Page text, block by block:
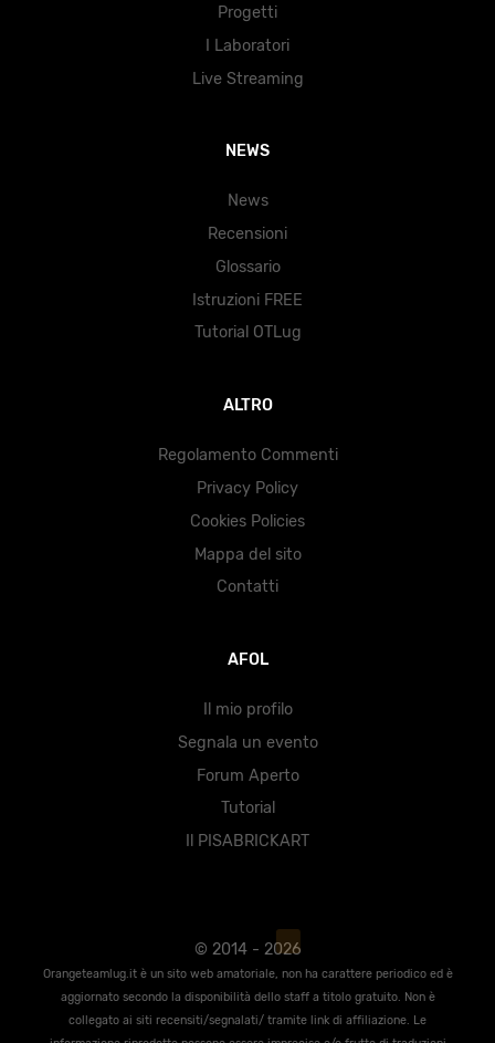
Progetti
I Laboratori
Live Streaming
NEWS
News
Recensioni
Glossario
Istruzioni FREE
Tutorial OTLug
ALTRO
Regolamento Commenti
Privacy Policy
Cookies Policies
Mappa del sito
Contatti
AFOL
Il mio profilo
Segnala un evento
Forum Aperto
Tutorial
Il PISABRICKART
© 2014 - 2026
Orangeteamlug.it è un sito web amatoriale, non ha carattere periodico ed è
aggiornato secondo la disponibilità dello staff a titolo gratuito. Non è
collegato ai siti recensiti/segnalati/ tramite link di affiliazione. Le